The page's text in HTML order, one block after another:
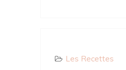
Les Recettes